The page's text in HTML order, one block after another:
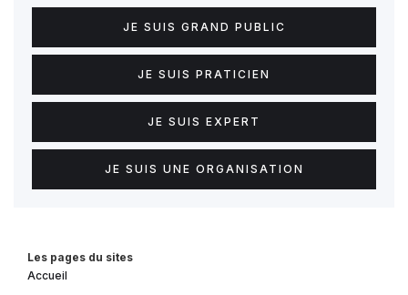
JE SUIS GRAND PUBLIC
JE SUIS PRATICIEN
JE SUIS EXPERT
JE SUIS UNE ORGANISATION
Les pages du sites
Accueil